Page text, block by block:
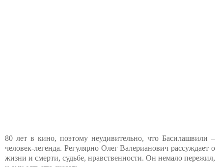
80 лет в кино, поэтому неудивительно, что Басилашвили –
человек-легенда. Регулярно Олег Валерианович рассуждает о
жизни и смерти, судьбе, нравственности. Он немало пережил,